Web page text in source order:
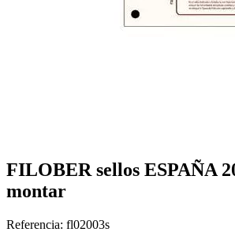
FILOBER sellos ESPAÑA
montar
Referencia: fl02003s